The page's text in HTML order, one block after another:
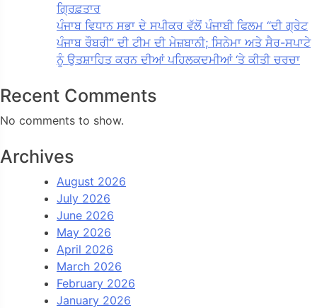
ਗ੍ਰਿਫ਼ਤਾਰ
ਪੰਜਾਬ ਵਿਧਾਨ ਸਭਾ ਦੇ ਸਪੀਕਰ ਵੱਲੋਂ ਪੰਜਾਬੀ ਫਿਲਮ “ਦੀ ਗ੍ਰੇਟ
ਪੰਜਾਬ ਰੌਬਰੀ” ਦੀ ਟੀਮ ਦੀ ਮੇਜ਼ਬਾਨੀ; ਸਿਨੇਮਾ ਅਤੇ ਸੈਰ-ਸਪਾਟੇ
ਨੂੰ ਉਤਸ਼ਾਹਿਤ ਕਰਨ ਦੀਆਂ ਪਹਿਲਕਦਮੀਆਂ ‘ਤੇ ਕੀਤੀ ਚਰਚਾ
Recent Comments
No comments to show.
Archives
August 2026
July 2026
June 2026
May 2026
April 2026
March 2026
February 2026
January 2026